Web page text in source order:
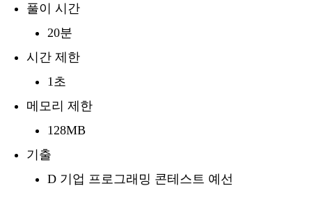
풀이 시간
20분
시간 제한
1초
메모리 제한
128MB
기출
D 기업 프로그래밍 콘테스트 예선